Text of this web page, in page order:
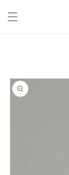
ンツに
進む
商品情
報にス
キップ